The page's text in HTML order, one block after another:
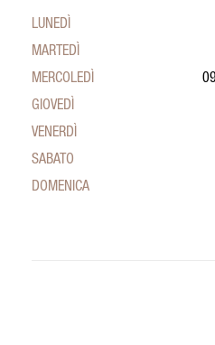
LUNEDÌ
MARTEDÌ
MERCOLEDÌ
GIOVEDÌ
VENERDÌ
SABATO
DOMENICA